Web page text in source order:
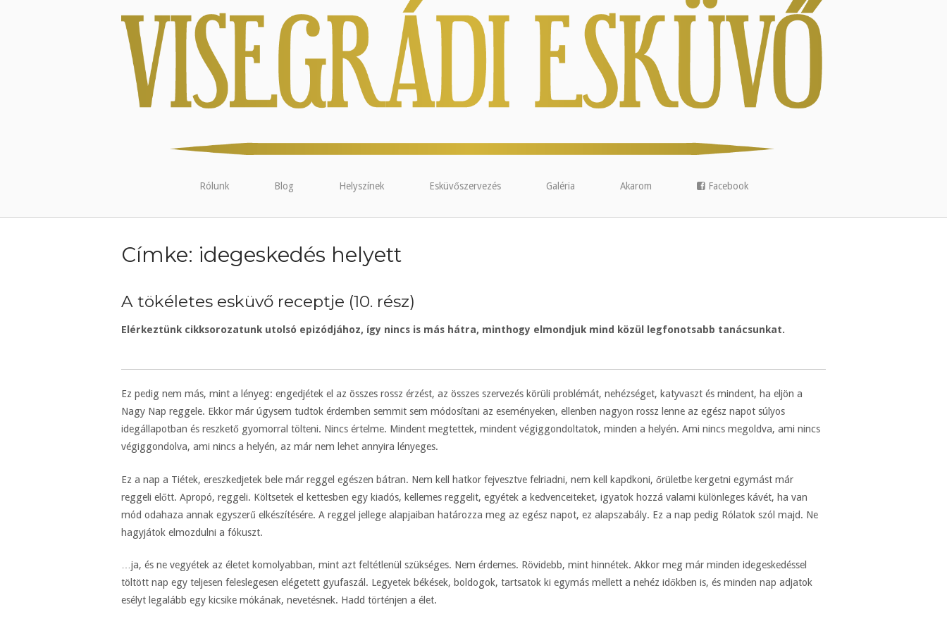
Rólunk Blog Helyszínek Esküvőszervezés Galéria Akarom Facebook
Címke: idegeskedés helyett
A tökéletes esküvő receptje (10. rész)
Elérkeztünk cikksorozatunk utolsó epizódjához, így nincs is más hátra, minthogy elmondjuk mind közül legfonotsabb tanácsunkat.
Ez pedig nem más, mint a lényeg: engedjétek el az összes rossz érzést, az összes szervezés körüli problémát, nehézséget, katyvaszt és mindent, ha eljön a
Nagy Nap reggele. Ekkor már úgysem tudtok érdemben semmit sem módosítani az eseményeken, ellenben nagyon rossz lenne az egész napot súlyos
idegállapotban és reszkető gyomorral tölteni. Nincs értelme. Mindent megtettek, mindent végiggondoltatok, minden a helyén. Ami nincs megoldva, ami nincs
végiggondolva, ami nincs a helyén, az már nem lehet annyira lényeges.
Ez a nap a Tiétek, ereszkedjetek bele már reggel egészen bátran. Nem kell hatkor fejvesztve felriadni, nem kell kapdkoni, őrületbe kergetni egymást már
reggeli előtt. Apropó, reggeli. Költsetek el kettesben egy kiadós, kellemes reggelit, egyétek a kedvenceiteket, igyatok hozzá valami különleges kávét, ha van
mód odahaza annak egyszerű elkészítésére. A reggel jellege alapjaiban határozza meg az egész napot, ez alapszabály. Ez a nap pedig Rólatok szól majd. Ne
hagyjátok elmozdulni a fókuszt.
…ja, és ne vegyétek az életet komolyabban, mint azt feltétlenül szükséges. Nem érdemes. Rövidebb, mint hinnétek. Akkor meg már minden idegeskedéssel
töltött nap egy teljesen feleslegesen elégetett gyufaszál. Legyetek békések, boldogok, tartsatok ki egymás mellett a nehéz időkben is, és minden nap adjatok
esélyt legalább egy kicsike mókának, nevetésnek. Hadd történjen a élet.